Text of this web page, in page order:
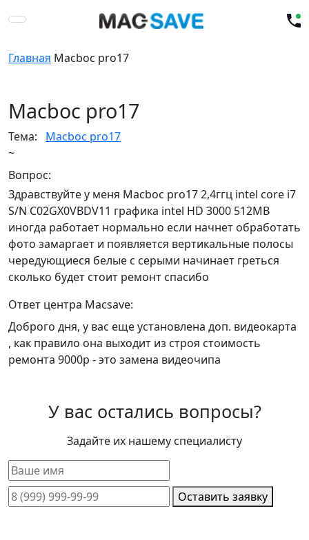
Главная Macboc pro17
Macboc pro17
Тема:
Macboc pro17
~
Вопрос:
Здравствуйте у меня Macboc pro17 2,4ггц intel core i7
S/N C02GX0VBDV11 графика intel HD 3000 512MB
иногда работает нормально если начнет обработать
фото замаргает и появляется вертикальные полосы
чередующиеся белые с серыми начинает греться
сколько будет стоит ремонт спасибо
Ответ центра Macsave:
Доброго дня, у вас еще установлена доп. видеокарта
, как правило она выходит из строя стоимость
ремонта 9000р - это замена видеочипа
У вас остались вопросы?
Задайте их нашему специалисту
Оставить заявку